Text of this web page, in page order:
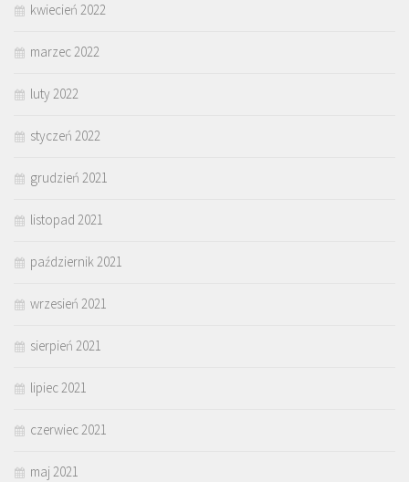
kwiecień 2022
marzec 2022
luty 2022
styczeń 2022
grudzień 2021
listopad 2021
październik 2021
wrzesień 2021
sierpień 2021
lipiec 2021
czerwiec 2021
maj 2021